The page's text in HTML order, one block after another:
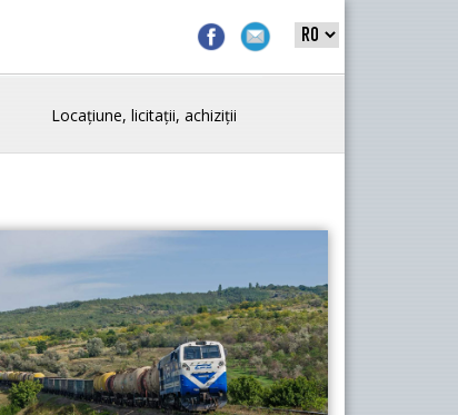
Locațiune, licitații, achiziții